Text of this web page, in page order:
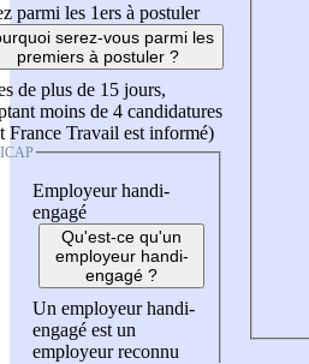
parmi les 1ers à postuler
serez-vous parmi les
premiers à postuler ?
de plus de 15 jours,
moins de 4 candidatures
France Travail est informé)
Employeur handi-
engagé
Qu'est-ce qu'un
employeur handi-
engagé ?
Un employeur handi-
engagé est un
employeur reconnu